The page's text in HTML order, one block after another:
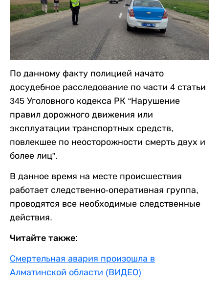
По данному факту полицией начато
досудебное расследование по части 4 статьи
345 Уголовного кодекса РК “Нарушение
правил дорожного движения или
эксплуатации транспортных средств,
повлекшее по неосторожности смерть двух и
более лиц”.
В данное время на месте происшествия
работает следственно-оперативная группа,
проводятся все необходимые следственные
действия.
Читайте также:
Смертельная авария произошла в
Алматинской области (ВИДЕО)